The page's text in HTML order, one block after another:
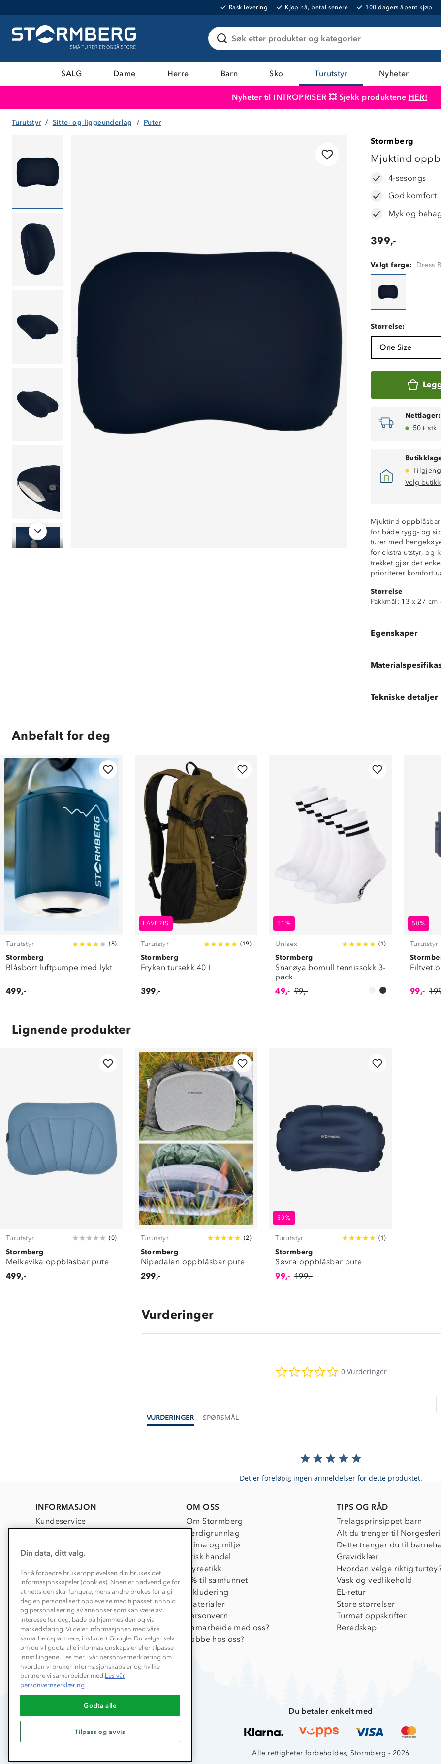
Rask levering Kjøp nå, betal senere 100 dagers åpent kjøp
Søk etter produkter og kategorier
SALG Dame Herre Barn Sko Turutstyr Nyheter
Nyheter til INTROPRISER 💥 Sjekk produktene HER!
Turutstyr Sitte- og liggeunderlag Puter
Stormberg
Mjuktind
4-sesongs
God komfort
Myk og
399,-
Valgt farge: Dress
Størrelse:
One Size
Nettlager:
50+ stk
Velg butikk
Mjuktind
for både rygg- og
turer med
for ekstra utstyr, og
trekket gjør det
prioriterer komfort
Størrelse
Pakkmål: 13 x 27
Egenskaper
God komfort
Myk og
Liten ventil for
18 % polyamid
Tekniske detaljer
Vekt: 580 gram
Anbefalt for deg
Turutstyr (8)
Stormberg
Blåsbort luftpumpe med lykt
499,-
LAVPRIS
Turutstyr (19)
Stormberg
Fryken tursekk 40 L
399,-
51%
Unisex (1 )
Stormberg
Snarøya bomull tennissokk 3-
pack
49,- 99,-
50%
Turutstyr
Filtvet
99,-
Lignende produkter
Turutstyr (0)
Stormberg
Melkevika oppblåsbar pute
499,-
Turutstyr (2)
Stormberg
Nipedalen oppblåsbar pute
299,-
50%
Turutstyr (1 )
Stormberg
Søvra oppblåsbar pute
99,- 199,-
Vurderinger
star
0 Vurderinger
VURDERINGER SPØRSMÅL
Det er foreløpig ingen anmeldelser for dette produktet.
INFORMASJON
Kundeservice
Kundeklubb
Våre butikker
Bedrift, barnehage og SFO
Presse
OM OSS
Om Stormberg
Verdigrunnlag
Klima og miljø
Etisk handel
Dyreetikk
1% til samfunnet
Inkludering
Materialer
Personvern
Samarbeide med oss?
Jobbe hos oss?
TIPS OG RÅD
Trelagsprinsippet barn
Alt du trenger til
Dette trenger du til
Gravidklær
Hvordan velge riktig
Vask og vedlikehold
EL-retur
Store størrelser
Turmat oppskrifter
Beredskap
Du betaler enkelt med
Alle rettigheter forbeholdes, Stormberg - 2026
Din data, ditt valg.
For å forbedre brukeropplevelsen din brukes det
informasjonskapsler (cookies). Noen er nødvendige for
at nettsiden skal fungere, mens andre brukes for å gi
deg en personalisert opplevelse med tilpasset innhold
og personalisering av annonser som kan være av
interesse for deg, både på hjemmesiden og via
markedsføring. Vi deler informasjonen med våre
samarbeidspartnere, inkludert Google. Du velger selv
om du vil godta alle informasjonskapsler eller tilpasse
innstillingene. Les mer i vår personvernerklæring om
hvordan vi bruker informasjonskapsler og hvilke
partnere vi samarbeider med.Les vår
personvernserklæring
Godta alle
Tilpass og avvis